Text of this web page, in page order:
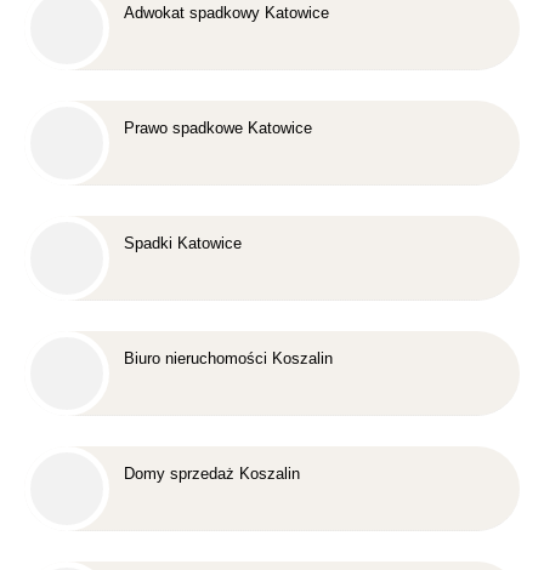
Adwokat spadkowy Katowice
Prawo spadkowe Katowice
Spadki Katowice
Biuro nieruchomości Koszalin
Domy sprzedaż Koszalin